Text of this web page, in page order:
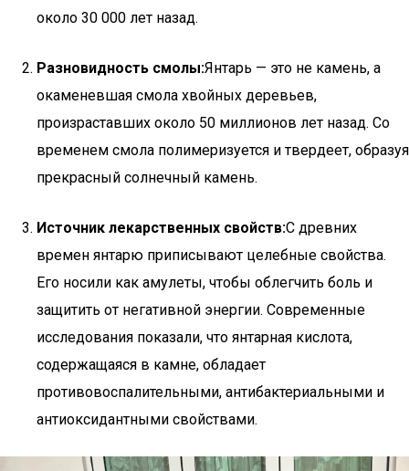
около 30 000 лет назад.
Разновидность смолы:Янтарь — это не камень, а
окаменевшая смола хвойных деревьев,
произраставших около 50 миллионов лет назад. Со
временем смола полимеризуется и твердеет, образуя
прекрасный солнечный камень.
Источник лекарственных свойств:С древних
времен янтарю приписывают целебные свойства.
Его носили как амулеты, чтобы облегчить боль и
защитить от негативной энергии. Современные
исследования показали, что янтарная кислота,
содержащаяся в камне, обладает
противовоспалительными, антибактериальными и
антиоксидантными свойствами.